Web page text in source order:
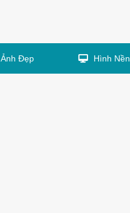
Ảnh Đẹp Hình Nền